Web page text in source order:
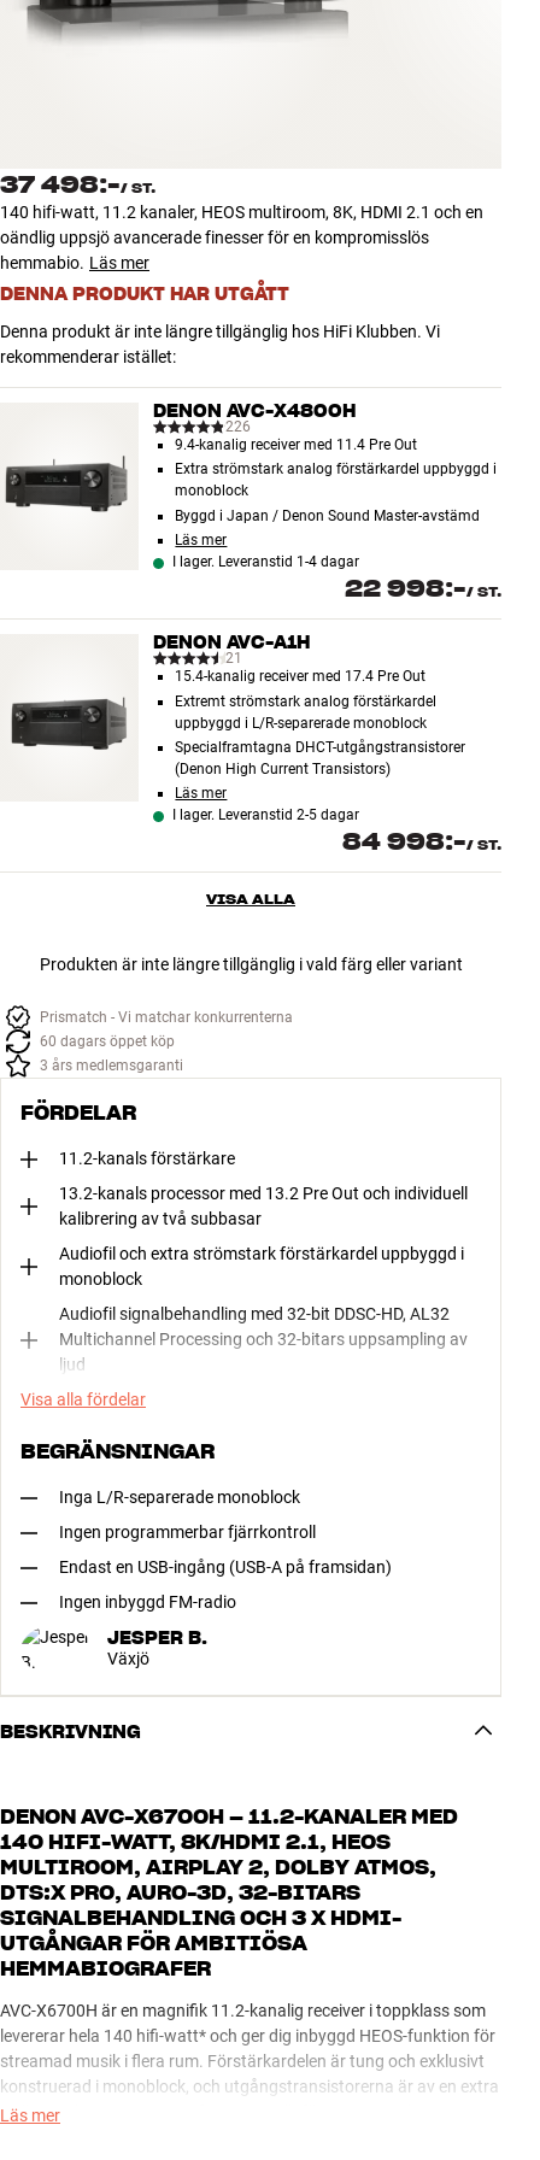
Tillbehör
NYHETER
ERBJUDANDEN
Hitta Butik
Kundtjänst
37 498:-/ ST.
140 hifi-watt, 11.2 kanaler, HEOS multiroom, 8K, HDMI 2.1 och en
oändlig uppsjö avancerade finesser för en kompromisslös
hemmabio. Läs mer
DENNA PRODUKT HAR UTGÅTT
Denna produkt är inte längre tillgänglig hos HiFi Klubben. Vi
rekommenderar istället:
DENON AVC-X4800H
226
9.4-kanalig receiver med 11.4 Pre Out
Extra strömstark analog förstärkardel uppbyggd i
monoblock
Byggd i Japan / Denon Sound Master-avstämd
Läs mer
I lager. Leveranstid 1-4 dagar
22 998:-/ ST.
DENON AVC-A1H
21
15.4-kanalig receiver med 17.4 Pre Out
Extremt strömstark analog förstärkardel
uppbyggd i L/R-separerade monoblock
Specialframtagna DHCT-utgångstransistorer
(Denon High Current Transistors)
Läs mer
I lager. Leveranstid 2-5 dagar
84 998:-/ ST.
VISA ALLA
Produkten är inte längre tillgänglig i vald färg eller variant
Prismatch - Vi matchar konkurrenterna
60 dagars öppet köp
3 års medlemsgaranti
FÖRDELAR
11.2-kanals förstärkare
13.2-kanals processor med 13.2 Pre Out och individuell
kalibrering av två subbasar
Audiofil och extra strömstark förstärkardel uppbyggd i
monoblock
Audiofil signalbehandling med 32-bit DDSC-HD, AL32
Multichannel Processing och 32-bitars uppsampling av
ljud
Visa alla fördelar
BEGRÄNSNINGAR
Inga L/R-separerade monoblock
Ingen programmerbar fjärrkontroll
Endast en USB-ingång (USB-A på framsidan)
Ingen inbyggd FM-radio
JESPER B.
Växjö
BESKRIVNING
DENON AVC-X6700H – 11.2-KANALER MED
140 HIFI-WATT, 8K/HDMI 2.1, HEOS
MULTIROOM, AIRPLAY 2, DOLBY ATMOS,
DTS:X PRO, AURO-3D, 32-BITARS
SIGNALBEHANDLING OCH 3 X HDMI-
UTGÅNGAR FÖR AMBITIÖSA
HEMMABIOGRAFER
AVC-X6700H är en magnifik 11.2-kanalig receiver i toppklass som
levererar hela 140 hifi-watt* och ger dig inbyggd HEOS-funktion för
streamad musik i flera rum. Förstärkardelen är tung och exklusivt
konstruerad i monoblock, och utgångstransistorerna är av en extra
strömstark typ som tagits fram speciellt för Denon. Du kommer
Läs mer